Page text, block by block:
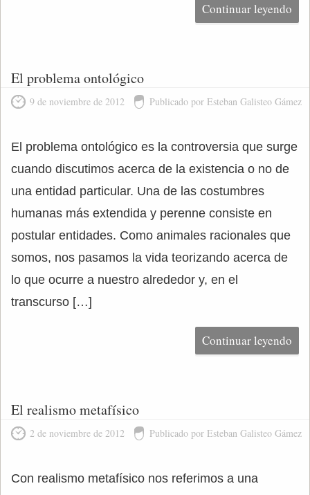
Continuar leyendo
El problema ontológico
9 de noviembre de 2012 Publicado por Esteban Galisteo Gámez
El problema ontológico es la controversia que surge
cuando discutimos acerca de la existencia o no de
una entidad particular. Una de las costumbres
humanas más extendida y perenne consiste en
postular entidades. Como animales racionales que
somos, nos pasamos la vida teorizando acerca de
lo que ocurre a nuestro alrededor y, en el
transcurso […]
Continuar leyendo
El realismo metafísico
2 de noviembre de 2012 Publicado por Esteban Galisteo Gámez
Con realismo metafísico nos referimos a una